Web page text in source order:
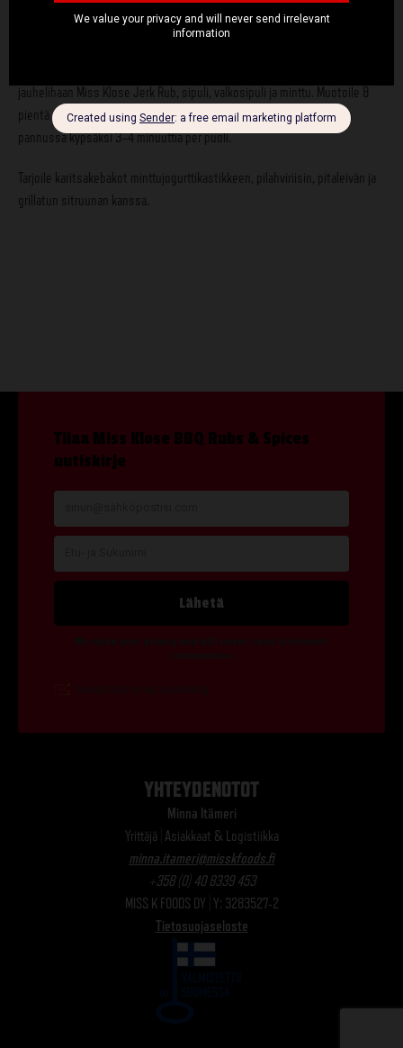
Lisää Miss Klose Magic Dust sekä kanaliemi ja kypsennä pakkauksen
ohjeen mukaan. Viimeistele viipaloidulla kevätsipulilla.
jauhelihaan Miss Klose Jerk Rub, sipuli, valkosipuli ja minttu. Muotoile 8
pientä varrasta varrastikkuihin ja grillaa kuumassa grillissä tai paista
pannussa kypsäksi 3–4 minuuttia per puoli.
Tarjoile karitsakebakot minttujogurttikastikkeen, pilahviriisin, pitaleivän ja
grillatun sitruunan kanssa.
YHTEYDENOTOT
Minna Itämeri
Yrittäjä | Asiakkaat & Logistiikka
minna.itameri@misskfoods.fi
+358 (0) 40 8339 453
MISS K FOODS OY | Y: 3283527-2
Tietosuojaseloste